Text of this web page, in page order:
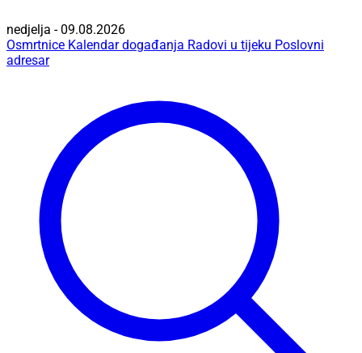
nedjelja - 09.08.2026
Osmrtnice Kalendar događanja Radovi u tijeku Poslovni
adresar